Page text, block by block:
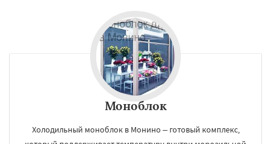
Моноблок
Холодильный моноблок в Монино – готовый комплекс,